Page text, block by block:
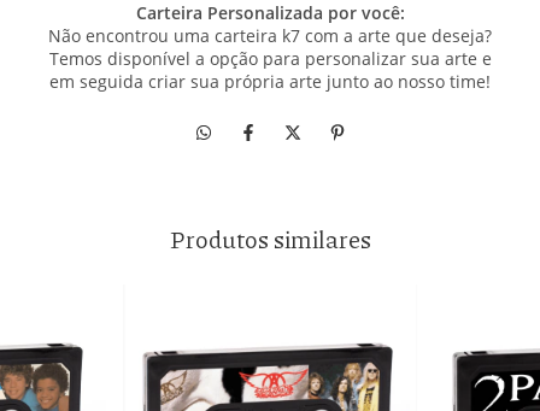
Carteira Personalizada por você:
Não encontrou uma carteira k7 com a arte que deseja?
Temos disponível a opção para personalizar sua arte e
em seguida criar sua própria arte junto ao nosso time!
Produtos similares